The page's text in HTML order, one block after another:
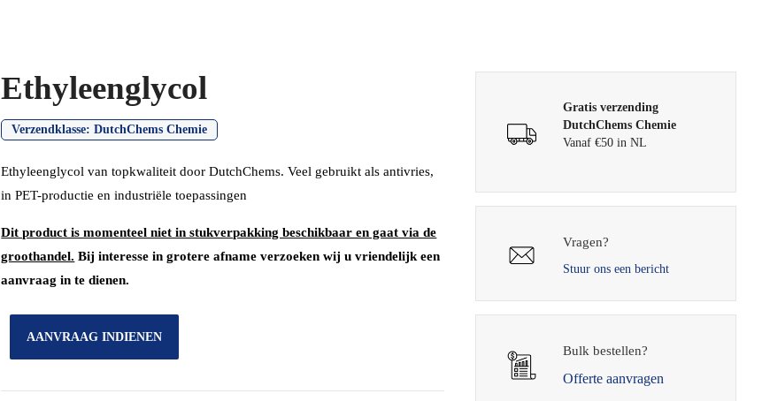
Ethyleenglycol
Verzendklasse:DutchChems Chemie
Ethyleenglycol van topkwaliteit door DutchChems. Veel gebruikt als antivries,
in PET-productie en industriële toepassingen
Dit product is momenteel niet in stukverpakking beschikbaar en gaat via de
groothandel. Bij interesse in grotere afname verzoeken wij u vriendelijk een
aanvraag in te dienen.
AANVRAAG INDIENEN
Gratis verzending
DutchChems Chemie
Vanaf €50 in NL
Vragen?
Stuur ons een bericht
Bulk bestellen?
Offerte aanvragen